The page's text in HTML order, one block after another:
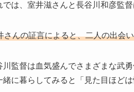
では、室井滋さんと長谷川和彦監
さんの証言によると、二人の出会
川監督は血気盛んでさまざまな武
緒に暮らしてみると「見た目ほど